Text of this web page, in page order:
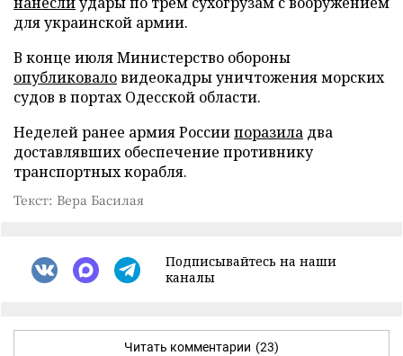
для украинской армии.
В конце июля Министерство обороны
опубликоваловидеокадры уничтожения морских
судов в портах Одесской области.
Неделей ранее армия Россиипоразила два
доставлявших обеспечение противнику
транспортных корабля.
Текст: Вера Басилая
Подписывайтесь на наши
каналы
Читать комментарии (23)